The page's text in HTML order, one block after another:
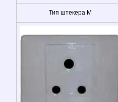
Тип штекера M